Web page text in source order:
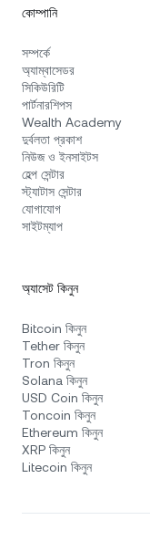
কোম্পানি
সম্পর্কে
অ্যাম্বাসেডর
সিকিউরিটি
পার্টনারশিপস
Wealth Academy
দুর্বলতা প্রকাশ
নিউজ ও ইনসাইটস
হেল্প সেন্টার
স্ট্যাটাস সেন্টার
যোগাযোগ
সাইটম্যাপ
অ্যাসেট কিনুন
Bitcoin কিনুন
Tether কিনুন
Tron কিনুন
Solana কিনুন
USD Coin কিনুন
Toncoin কিনুন
Ethereum কিনুন
XRP কিনুন
Litecoin কিনুন